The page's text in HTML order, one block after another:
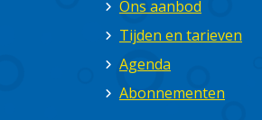
Ons aanbod
Tijden en tarieven
Agenda
Abonnementen